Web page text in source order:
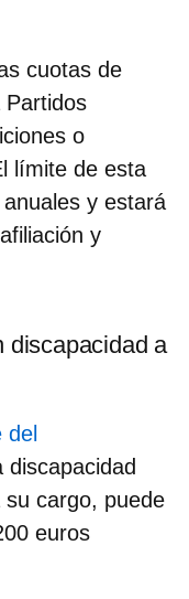
cuotas de
Partidos
o
límite de esta
y estará
y
discapacidad a
del
discapacidad
cargo, puede
euros